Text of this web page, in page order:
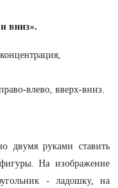
вниз».
влево, вверх-вниз.
двумя руками ставить
На изображение
- ладошку, на